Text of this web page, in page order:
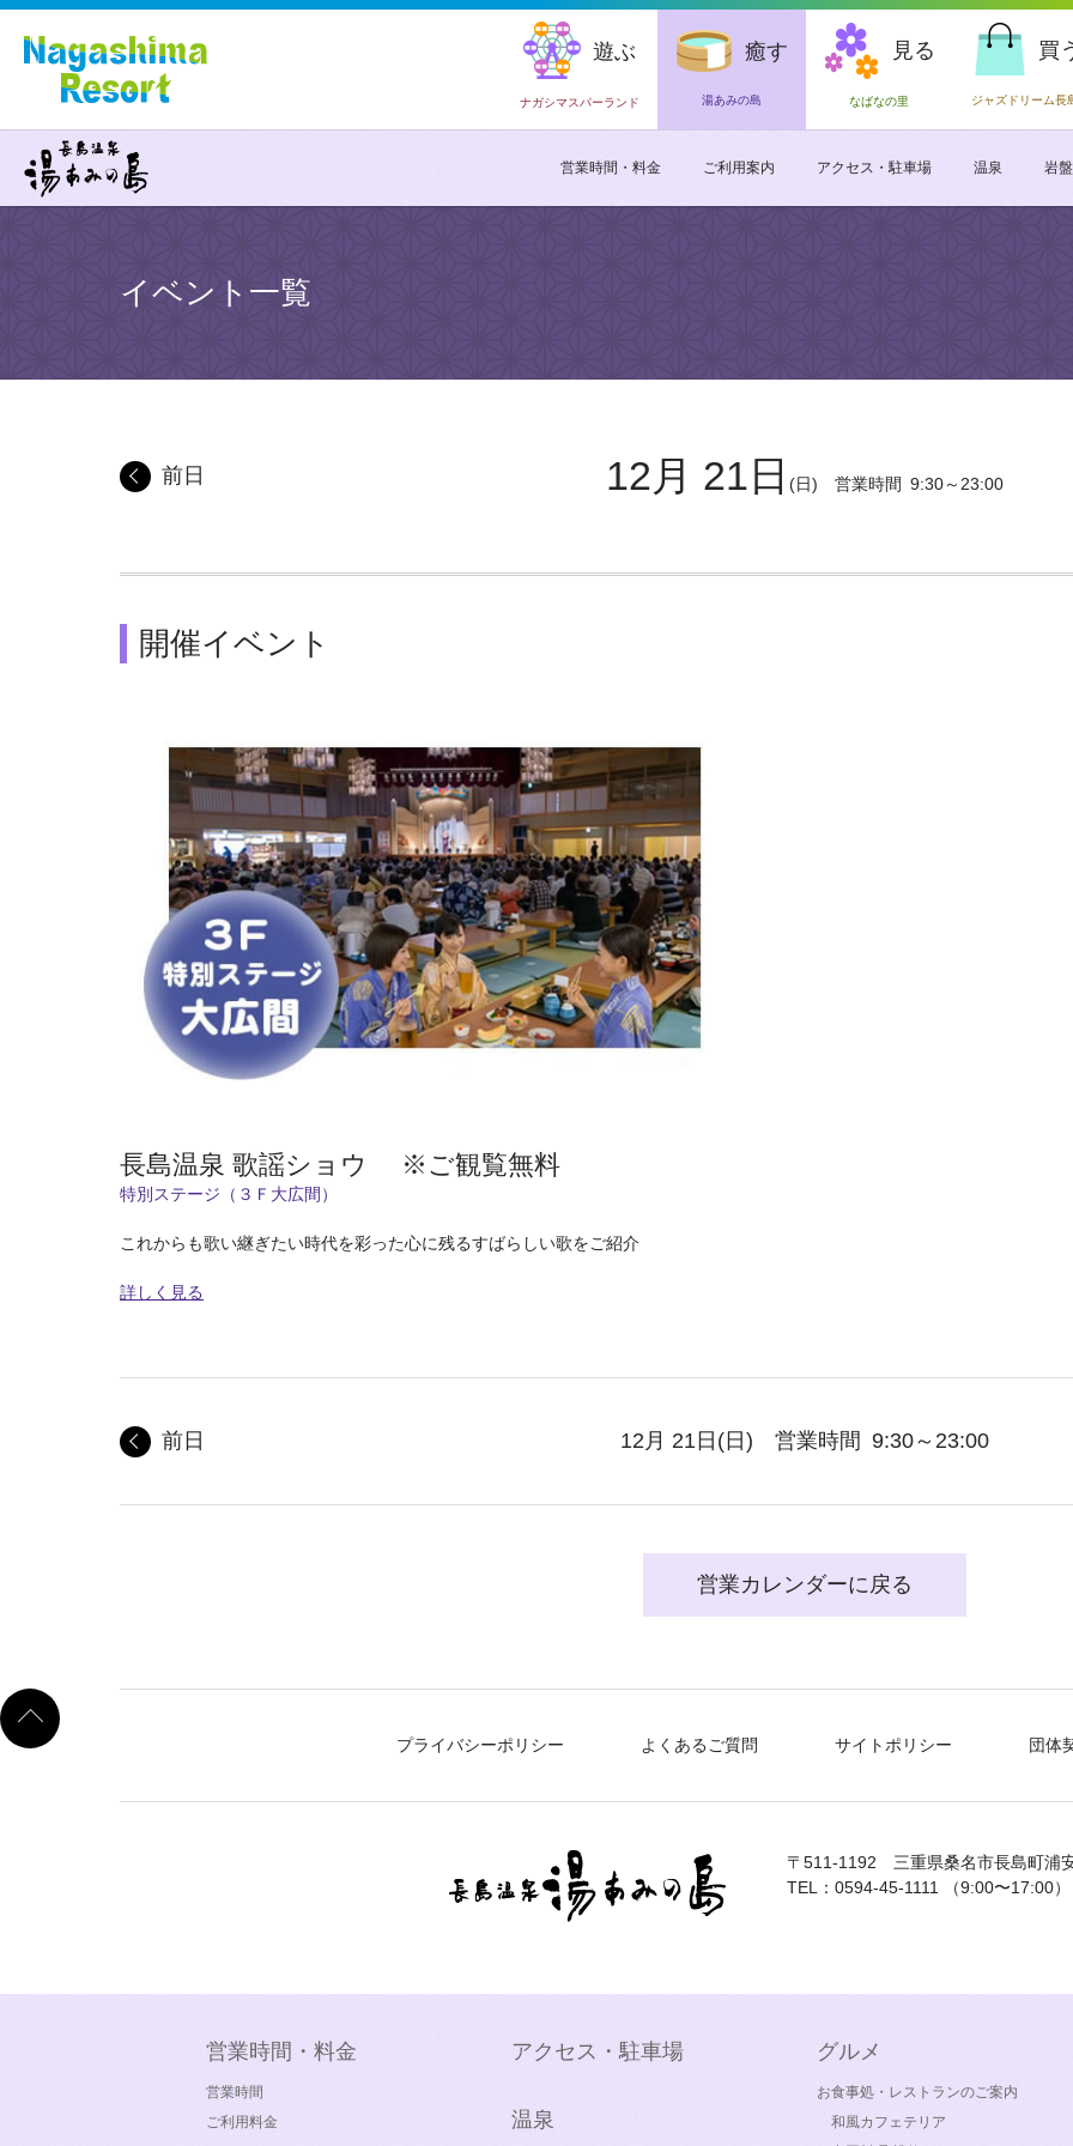
遊ぶ
ナガシマスパーランド
癒す
湯あみの島
見る
なばなの里
買
ジャズドリーム長
営業時間・料金 ご利用案内 アクセス・駐車場 温泉 岩
イベント一覧
12月 21日 (日) 営業時間 9:30～23:00
前日
開催イベント
長島温泉 歌謡ショウ ※ご観覧無料
特別ステージ（３Ｆ大広間）
これからも歌い継ぎたい時代を彩った心に残るすばらしい歌をご紹介
詳しく見る
12月 21日 (日) 営業時間 9:30～23:00
前日
営業カレンダーに戻る
プライバシーポリシー よくあるご質問 サイトポリシー 団体
〒511-1192
三重県桑名市長島町浦
TEL：0594-45-1111 （9:00〜17:00）
営業時間・料金
営業時間
ご利用料金
アクセス・駐車場
温泉
グルメ
お食事処・レストランのご案内
和風カフェテリア